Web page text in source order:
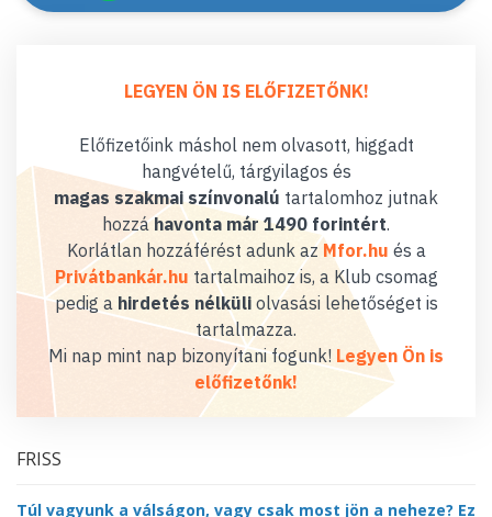
LEGYEN ÖN IS ELŐFIZETŐNK!
Előfizetőink máshol nem olvasott, higgadt
hangvételű, tárgyilagos és
magas szakmai színvonalú tartalomhoz jutnak
hozzáhavonta már 1490 forintért.
Korlátlan hozzáférést adunk az Mfor.hu és a
Privátbankár.hu tartalmaihoz is, a Klub csomag
pedig a hirdetés nélküliolvasási lehetőséget is
tartalmazza.
Mi nap mint nap bizonyítani fogunk! Legyen Ön is
előfizetőnk!
FRISS
Túl vagyunk a válságon, vagy csak most jön a neheze? Ez